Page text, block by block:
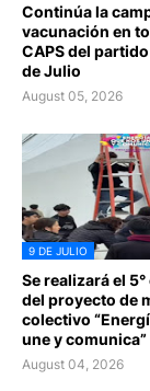
Continúa la
vacunación en
CAPS del
de Julio
August 05, 2026
9 DE JULIO
Se realizará el
del proyecto de
colectivo
une y comunica”
August 04, 2026